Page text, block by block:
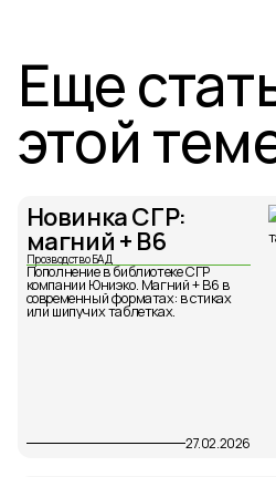
Еще
этой
Новинка СГР:
магний + В6
Прозводство БАД
Пополнение в библиотеке СГР
компании Юниэко. Магний + B6 в
современный форматах: в стиках
или шипучих таблетках.
27.02.2026